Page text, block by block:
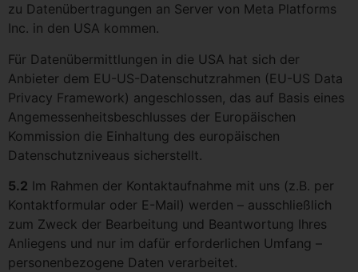
zu Datenübertragungen an Server von Meta Platforms
Inc. in den USA kommen.
Für Datenübermittlungen in die USA hat sich der
Anbieter dem EU-US-Datenschutzrahmen (EU-US Data
Privacy Framework) angeschlossen, das auf Basis eines
Angemessenheitsbeschlusses der Europäischen
Kommission die Einhaltung des europäischen
Datenschutzniveaus sicherstellt.
5.2 Im Rahmen der Kontaktaufnahme mit uns (z.B. per
Kontaktformular oder E-Mail) werden – ausschließlich
zum Zweck der Bearbeitung und Beantwortung Ihres
Anliegens und nur im dafür erforderlichen Umfang –
personenbezogene Daten verarbeitet.